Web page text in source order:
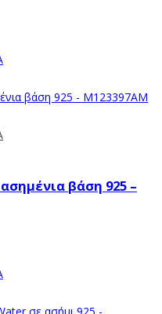
βάση 925 –